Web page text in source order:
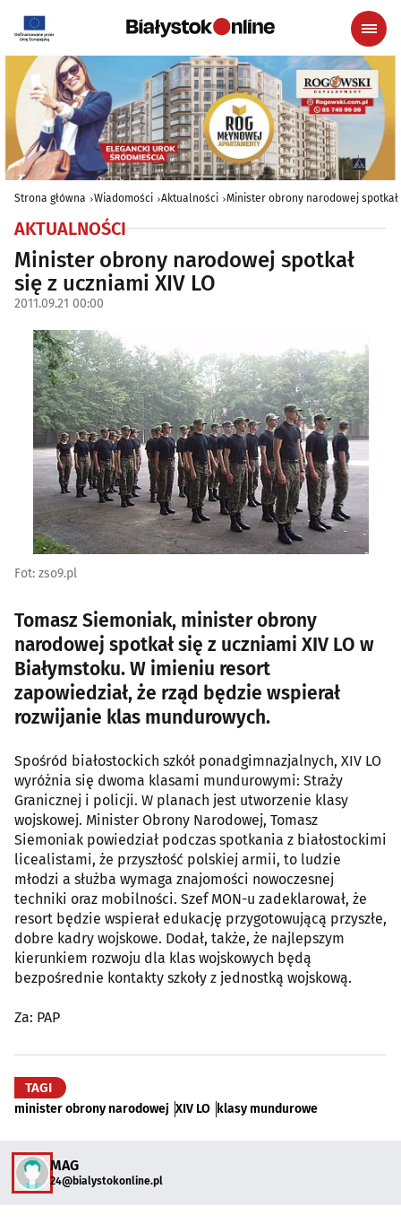
Strona główna Wiadomości Aktualności Minister obrony narodowej spotkał
AKTUALNOŚCI
Minister obrony narodowej spotkał
się z uczniami XIV LO
2011.09.21 00:00
Fot: zso9.pl
Tomasz Siemoniak, minister obrony
narodowej spotkał się z uczniami XIV LO w
Białymstoku. W imieniu resort
zapowiedział, że rząd będzie wspierał
rozwijanie klas mundurowych.
Spośród białostockich szkół ponadgimnazjalnych, XIV LO
wyróżnia się dwoma klasami mundurowymi: Straży
Granicznej i policji. W planach jest utworzenie klasy
wojskowej. Minister Obrony Narodowej, Tomasz
Siemoniak powiedział podczas spotkania z białostockimi
licealistami, że przyszłość polskiej armii, to ludzie
młodzi a służba wymaga znajomości nowoczesnej
techniki oraz mobilności. Szef MON-u zadeklarował, że
resort będzie wspierał edukację przygotowującą przyszłe,
dobre kadry wojskowe. Dodał, także, że najlepszym
kierunkiem rozwoju dla klas wojskowych będą
bezpośrednie kontakty szkoły z jednostką wojskową.
Za: PAP
TAGI
minister obrony narodowej XIV LO klasy mundurowe
MAG
24@bialystokonline.pl